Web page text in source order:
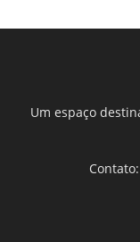
Um espaço
Contato: